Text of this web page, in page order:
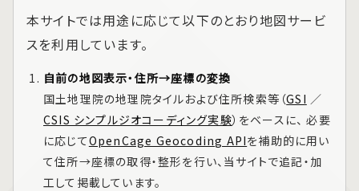
本サイトでは用途に応じて以下のとおり地図サービ
スを利用しています。
自前の地図表示・住所→座標の変換
国土地理院の地理院タイルおよび住所検索等（GSI ／
CSIS シンプルジオコーディング実験）をベースに、 必要
に応じてOpenCage Geocoding APIを補助的に用い
て住所→座標の取得・整形を行い、当サイトで追記・加
工して掲載しています。